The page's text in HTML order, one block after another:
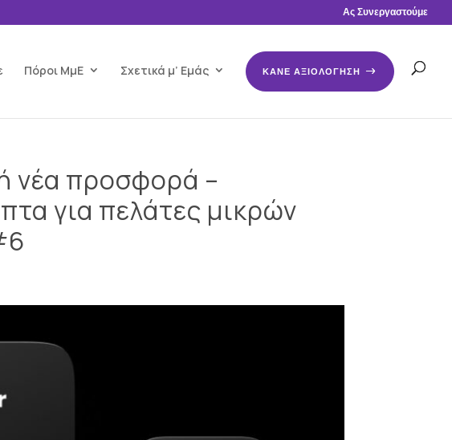
Ας Συνεργαστούμε
Πόροι ΜμΕ Σχετικά μ’ Εμάς ΚΑΝΕ ΑΞΙΟΛΟΓΗΣΗ
νέα προσφορά –
για πελάτες μικρών